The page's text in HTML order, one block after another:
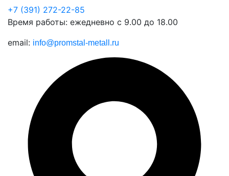
+7 (391) 272-22-85
Время работы: ежедневно с 9.00 до 18.00
email: info@promstal-metall.ru